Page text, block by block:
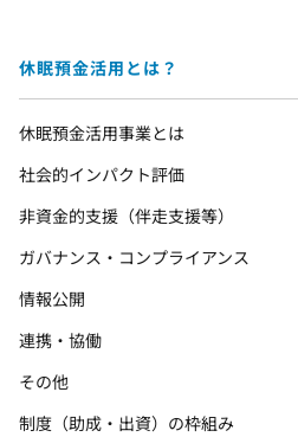
休眠預金活用とは？
休眠預金活用事業とは
社会的インパクト評価
非資金的支援（伴走支援等）
ガバナンス・コンプライアンス
情報公開
連携・協働
その他
制度（助成・出資）の枠組み